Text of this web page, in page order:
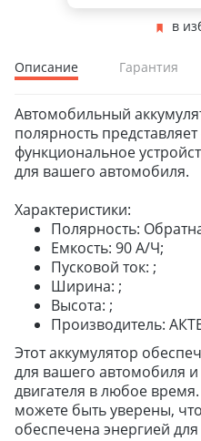
в
Описание Гарантия
Автомобильный
полярность
функциональное
для вашего автомобиля.
Характеристики:
Полярность:
Емкость: 90 А/Ч;
Пусковой ток: ;
Ширина: ;
Высота: ;
Производитель:
Этот аккумулятор
для вашего автомобиля
двигателя в любое
можете быть уверены,
обеспечена энергией